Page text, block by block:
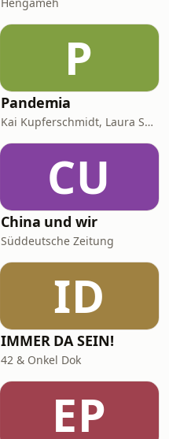
P
Pandemia
Kai Kupferschmidt, Laura Salm-Reifferscheidt
CU
China und wir
Süddeutsche Zeitung
ID
IMMER DA SEIN!
42 & Onkel Dok
EP